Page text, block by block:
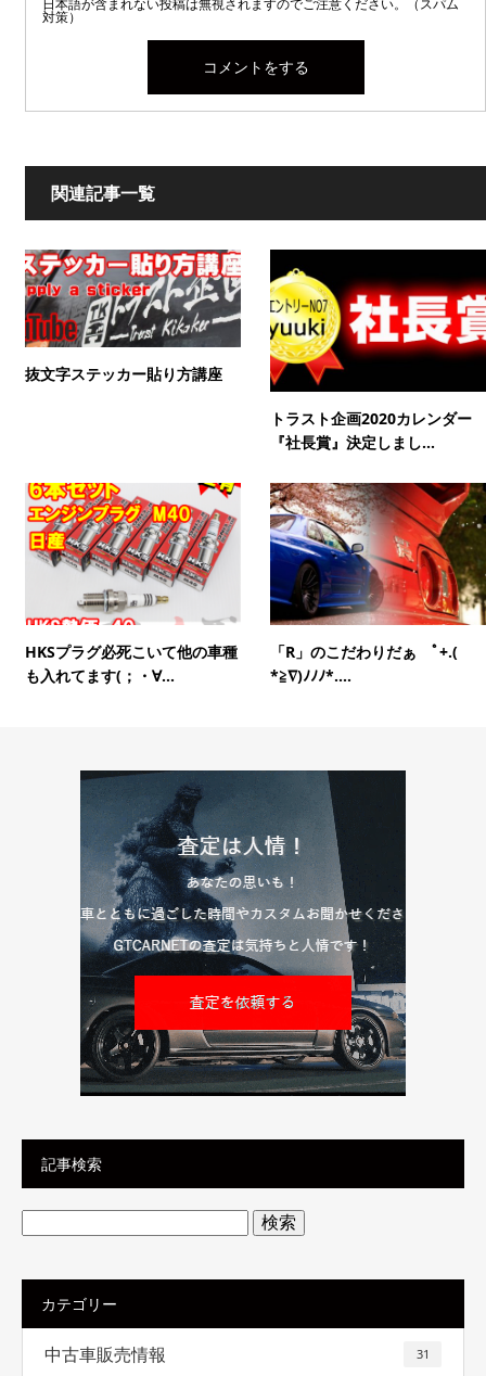
日本語が含まれない投稿は無視されますのでご注意ください。（スパム
対策）
関連記事一覧
抜文字ステッカー貼り方講座
トラスト企画2020カレンダー
『社長賞』決定しまし...
HKSプラグ必死こいて他の車種
も入れてます(；・∀...
「R」のこだわりだぁ ﾟ+.(
*≧∇)ﾉﾉﾉ*....
記事検索
検
索:
カテゴリー
中古車販売情報 31